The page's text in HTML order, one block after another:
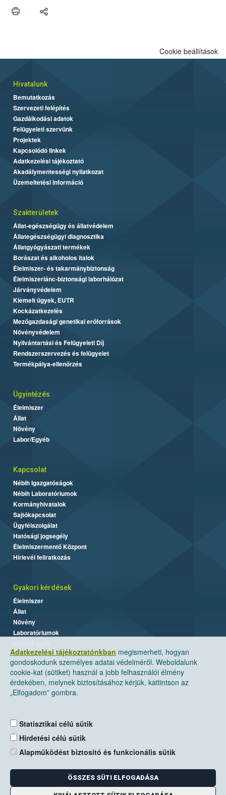
felhasználók számára is elérhető és ökológiai termesztésben is
Adatkezelési tájékoztatónkban megismerheti, hogyan
gondoskodunk személyes adatai védelméről. Weboldalunk
cookie-kat (sütiket) használ a jobb felhasználói élmény
érdekében, melynek biztosításához kérjük, kattintson az
„Elfogadom” gombra.
Statisztikai célú sütik
Hirdetési célú sütik
Alapműködést biztosító és funkcionális sütik
ÖSSZES SÜTI ELFOGADÁSA
Cookie beállítások
Hivatalunk
Bemutatkozás
Szervezeti felépítés
Gazdálkodási adatok
Felügyeleti szervünk
Projektek
Kapcsolódó linkek
Adatkezelési tájékoztató
Akadálymentességi nyilatkozat
Üzemeltetési információ
Szakterületek
Állat-egészségügy és állatvédelem
Állategészségügyi diagnosztika
Állatgyógyászati termékek
Borászat és alkoholos italok
Élelmiszer- és takarmánybiztonság
Élelmiszerlánc-biztonsági laborhálózat
Járványvédelem
Kiemelt ügyek, EUTR
Kockázatkezelés
Mezőgazdasági genetikai erőforrások
Növényvédelem
Nyilvántartási és Felügyeleti Díj
Rendszerszervezés és felügyelet
Termékpálya-ellenőrzés
Ügyintézés
Élelmiszer
Állat
Növény
Labor/Egyéb
Kapcsolat
Nébih Igazgatóságok
Nébih Laboratóriumok
Kormányhivatalok
Sajtókapcsolat
Ügyfélszolgálat
Hatósági jogsegély
Élelmiszermentő Központ
Hírlevél feliratkozás
Gyakori kérdések
Élelmiszer
Állat
Növény
Laboratóriumok
Nemzeti Élelmiszerlánc-biztonsági Hivatal
Levelezési cím: 1525 Budapest. Pf. 30.
E-mail:ugyfelszolgalat@nebih.gov.hu
Zöld szám: 06-80/263-244